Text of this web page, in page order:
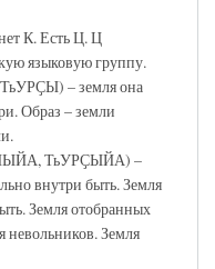
К. Есть Ц. Ц
языковую группу.
– земля она
Образ – земли
ТьУРҪЫЙА) –
внутри быть. Земля
Земля отобранных
невольников. Земля